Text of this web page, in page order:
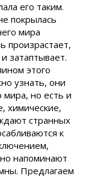
его таким.
покрылась
мира
произрастает,
затаптывает.
этого
узнать, они
мира, но есть и
химические,
странных
к
напоминают
Предлагаем